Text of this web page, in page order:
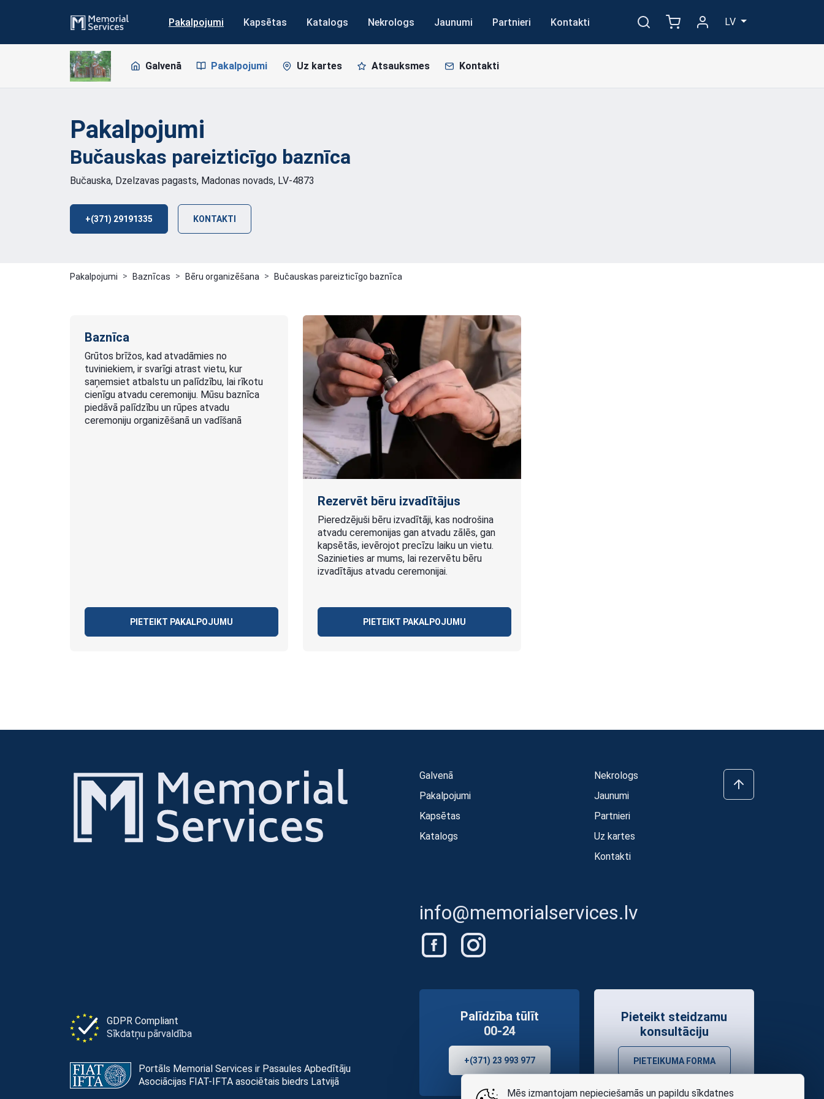
Pakalpojumi Kapsētas Katalogs Nekrologs Jaunumi Partnieri Kontakti LV
Galvenā Pakalpojumi Uz kartes Atsauksmes Kontakti
Pakalpojumi
Bučauskas pareizticīgo baznīca
Bučauska, Dzelzavas pagasts, Madonas novads, LV-4873
+(371) 29191335 KONTAKTI
Pakalpojumi Baznīcas Bēru organizēšana Bučauskas pareizticīgo baznīca
Baznīca
Grūtos brīžos, kad atvadāmies no
tuviniekiem, ir svarīgi atrast vietu, kur
saņemsiet atbalstu un palīdzību, lai rīkotu
cienīgu atvadu ceremoniju. Mūsu baznīca
piedāvā palīdzību un rūpes atvadu
ceremoniju organizēšanā un vadīšanā
PIETEIKT PAKALPOJUMU
Rezervēt bēru izvadītājus
Pieredzējuši bēru izvadītāji, kas nodrošina
atvadu ceremonijas gan atvadu zālēs, gan
kapsētās, ievērojot precīzu laiku un vietu.
Sazinieties ar mums, lai rezervētu bēru
izvadītājus atvadu ceremonijai.
PIETEIKT PAKALPOJUMU
Galvenā
Pakalpojumi
Kapsētas
Katalogs
Nekrologs
Jaunumi
Partnieri
Uz kartes
Kontakti
info@memorialservices.lv
GDPR Compliant
Sīkdatņu pārvaldība
Portāls Memorial Services ir Pasaules Apbedītāju
Asociācijas FIAT-IFTA asociētais biedrs Latvijā
Palīdzība tūlīt
00-24
+(371) 23 993 977
Pieteikt steidzamu
konsultāciju
PIETEIKUMA FORMA
Mēs izmantojam nepieciešamās un papildu sīkdatnes